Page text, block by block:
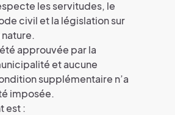
les servitudes, le
civil et la législation sur
nature.
approuvée par la
et aucune
supplémentaire n’a
imposée.
est :